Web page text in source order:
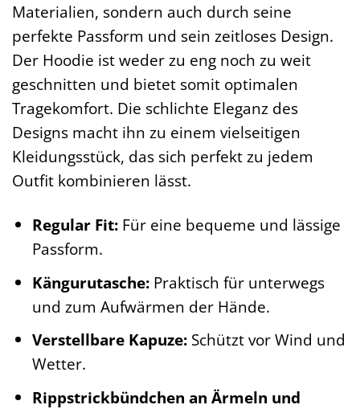
Materialien, sondern auch durch seine
perfekte Passform und sein zeitloses Design.
Der Hoodie ist weder zu eng noch zu weit
geschnitten und bietet somit optimalen
Tragekomfort. Die schlichte Eleganz des
Designs macht ihn zu einem vielseitigen
Kleidungsstück, das sich perfekt zu jedem
Outfit kombinieren lässt.
Regular Fit:Für eine bequeme und lässige
Passform.
Kängurutasche:Praktisch für unterwegs
und zum Aufwärmen der Hände.
Verstellbare Kapuze:Schützt vor Wind und
Wetter.
Rippstrickbündchen an Ärmeln und